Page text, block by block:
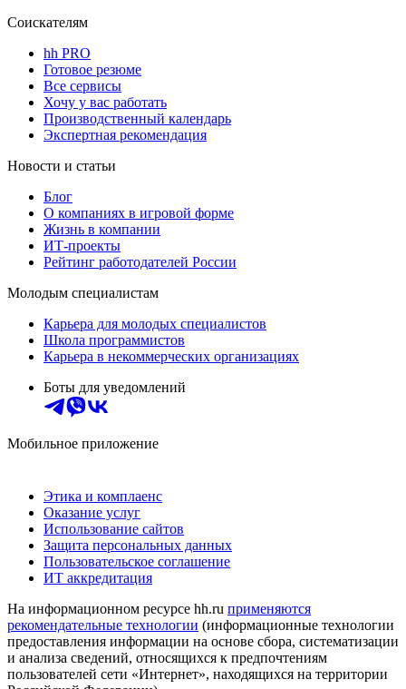
Соискателям
hh PRO
Готовое резюме
Все сервисы
Хочу у вас работать
Производственный календарь
Экспертная рекомендация
Новости и статьи
Блог
О компаниях в игровой форме
Жизнь в компании
ИТ-проекты
Рейтинг работодателей России
Молодым специалистам
Карьера для молодых специалистов
Школа программистов
Карьера в некоммерческих организациях
Боты для уведомлений
Мобильное приложение
Этика и комплаенс
Оказание услуг
Использование сайтов
Защита персональных данных
Пользовательское соглашение
ИТ аккредитация
На информационном ресурсе hh.ru применяются
рекомендательные технологии (информационные технологии
предоставления информации на основе сбора, систематизации
и анализа сведений, относящихся к предпочтениям
пользователей сети «Интернет», находящихся на территории